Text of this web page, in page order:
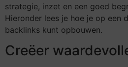
strategie, inzet en een goed
Hieronder lees je hoe je op een
backlinks kunt opbouwen.
Creëer